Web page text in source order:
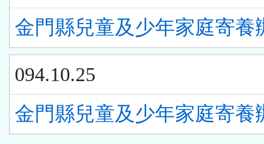
金門縣兒童及少年家庭寄養
094.10.25
金門縣兒童及少年家庭寄養